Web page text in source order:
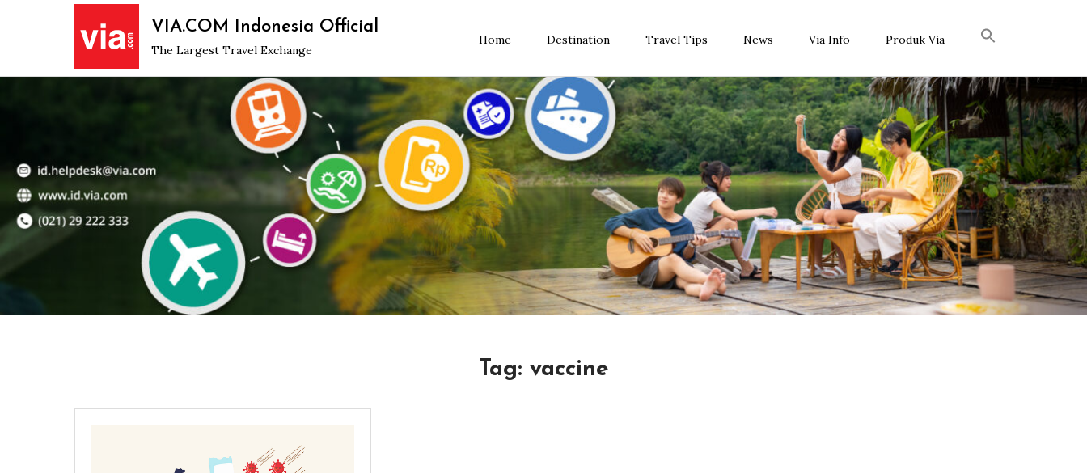
VIA.COM Indonesia Official
The Largest Travel Exchange
Home Destination Travel Tips News Via Info Produk Via
Tag: vaccine